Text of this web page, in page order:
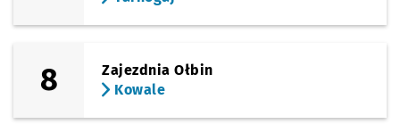
8
Zajezdnia Ołbin
Kowale